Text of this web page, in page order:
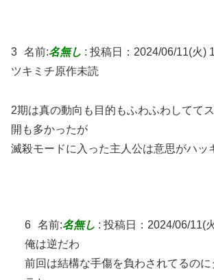
3 名前:名無し : 投稿日：2024/06/11(火)
ツキミチ原作未読
2期は真の動向も目的もふわふわしてて
開も多かったが
滅殺モードに入った主人公は意思がハッ
6 名前:名無し : 投稿日：2024/06/11(
俺は逆だわ
前回は結構な手傷を負わされてるのに